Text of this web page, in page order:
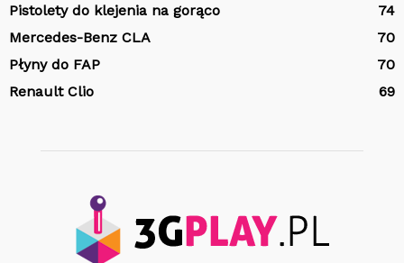
Pistolety do klejenia na gorąco
74
Mercedes-Benz CLA
70
Płyny do FAP
70
Renault Clio
69